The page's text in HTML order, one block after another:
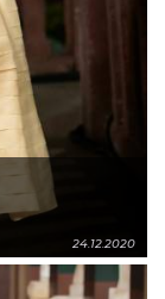
24.12.2020